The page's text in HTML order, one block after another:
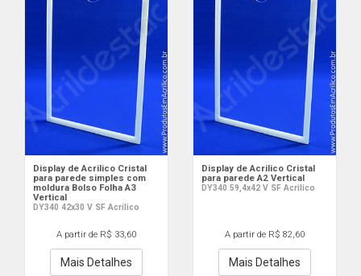
Display de Acrilico Cristal
para parede simples com
moldura Bolso Folha A3
Vertical
DY340 42x30 V SF Acrilico
A partir de R$ 33,60
Mais Detalhes
Display de Acrilico Cristal
para parede A2 Vertical
DY340 59,4x42 V SF Acrilico
A partir de R$ 82,60
Mais Detalhes